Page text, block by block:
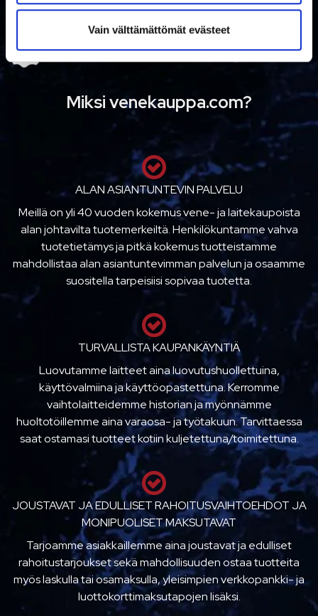
Vain välttämättömät evästeet
Miksi venekauppa.com?
ALAN ASIANTUNTEVIN PALVELU
Meillä on yli 40 vuoden kokemus vene- ja laitekaupoista
alan johtavilta tuotemerkeiltä. Henkilökuntamme vahva
tuotetietämys ja pitkä kokemus tuotteistamme
mahdollistaa alan asiantuntevimman palvelun ja osaamme
suositella tarpeisiisi sopivaa tuotetta.
TURVALLISTA KAUPANKÄYNTIÄ
Luovutamme laitteet aina luovutushuollettuina,
käyttövalmiina ja käyttöopastettuna. Kerromme
vaihtolaitteidemme historian ja myönnämme
huoltotöillemme aina varaosa- ja työtakuun. Tarvittaessa
saat ostamasi tuotteet kotiin kuljetettuna/toimitettuna.
JOUSTAVAT JA EDULLISET RAHOITUSVAIHTOEHDOT JA
MONIPUOLISET MAKSUTAVAT
Tarjoamme asiakkaillemme aina joustavat ja edulliset
rahoitustarjoukset sekä mahdollisuuden ostaa tuotteita
myös laskulla tai osamaksulla, yleisimpien verkkopankki- ja
luottokorttimaksutapojen lisäksi.